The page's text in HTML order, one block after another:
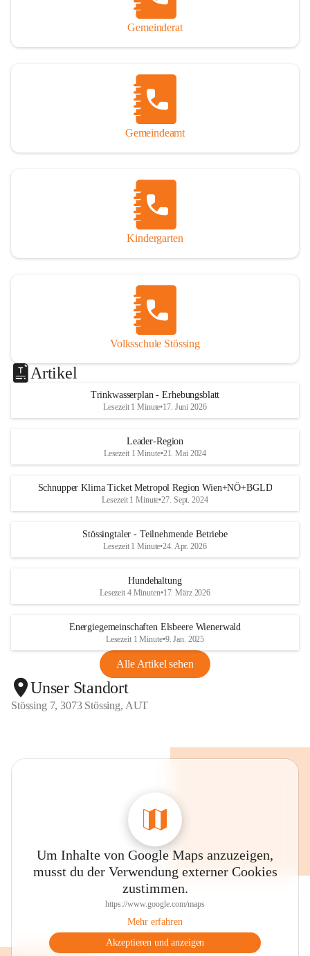
Gemeinderat
Gemeindeamt
Kindergarten
Volksschule Stössing
Artikel
Trinkwasserplan - Erhebungsblatt
Lesezeit 1 Minute•17. Juni 2026
Leader-Region
Lesezeit 1 Minute•21. Mai 2024
Schnupper Klima Ticket Metropol Region Wien+NÖ+BGLD
Lesezeit 1 Minute•27. Sept. 2024
Stössingtaler - Teilnehmende Betriebe
Lesezeit 1 Minute•24. Apr. 2026
Hundehaltung
Lesezeit 4 Minuten•17. März 2026
Energiegemeinschaften Elsbeere Wienerwald
Lesezeit 1 Minute•9. Jan. 2025
Alle Artikel sehen
Unser Standort
Stössing 7, 3073 Stössing, AUT
Um Inhalte von Google Maps anzuzeigen,
musst du der Verwendung externer Cookies
zustimmen.
https://www.google.com/maps
Mehr erfahren
Akzeptieren und anzeigen